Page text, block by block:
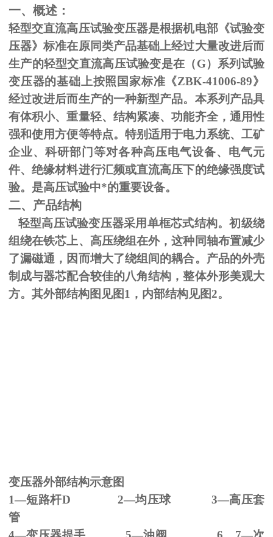
一、概述：
轻型交直流高压试验变压器是根据机电部《试验变
压器》标准在原同类产品基础上经过大量改进后而
生产的轻型交直流高压试验变是在（G）系列试验
变压器的基础上按照国家标准《ZBK-41006-89》
经过改进后而生产的一种新型产品。本系列产品具
有体积小、重量轻、结构紧凑、功能齐全，通用性
强和使用方便等特点。特别适用于电力系统、工矿
企业、科研部门等对各种高压电气设备、电气元
件、绝缘材料进行汇频或直流高压下的绝缘强度试
验。是高压试验中*的重要设备。
二、产品结构
轻型高压试验变压器采用单框芯式结构。初级绕
组绕在铁芯上、高压绕组在外，这种同轴布置减少
了漏磁通，因而增大了绕组间的耦合。产品的外壳
制成与器芯配合较佳的八角结构，整体外形美观大
方。其外部结构图见图1 ，内部结构见图2。
变压器外部结构示意图
1—短路杆D 2—均压球 3—高压套
管